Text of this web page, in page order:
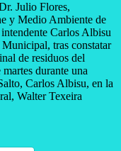
Julio Flores,
y Medio Ambiente de
Carlos Albisu
tras constatar
de residuos del
durante una
Carlos Albisu, en la
Walter Texeira